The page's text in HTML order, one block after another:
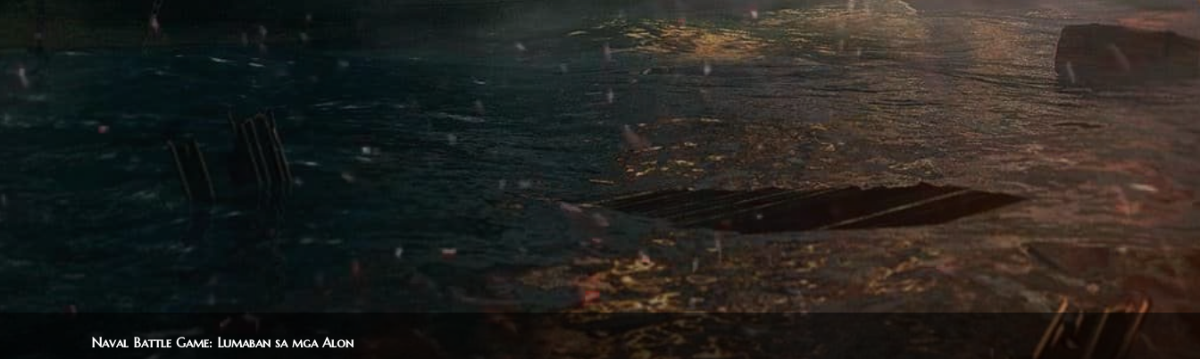
Naval Battle Game: Lumaban sa mga Alon